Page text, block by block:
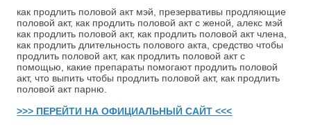
как продлить половой акт мэй, презервативы продляющие
половой акт, как продлить половой акт с женой, алекс мэй
как продлить половой акт, как продлить половой акт члена,
как продлить длительность полового акта, средство чтобы
продлить половой акт, как продлить половой акт с
помощью, какие препараты помогают продлить половой
акт, что выпить чтобы продлить половой акт, как продлить
половой акт парню.
>>> ПЕРЕЙТИ НА ОФИЦИАЛЬНЫЙ САЙТ <<<